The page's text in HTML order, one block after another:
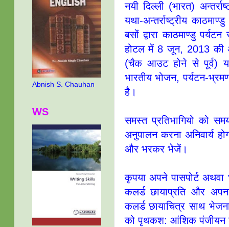
नयी दिल्ली (भारत)
यथा-अन्तर्राष्ट्रीय
बसों द्वारा काठमाण्डु
होटल में 8 जून, 2013 की
(चैक आउट होने से पूर्व)
भारतीय भोजन, पर्यटन-
है।
समस्त प्रतिभागियो को
अनुपालन करना अनिवार्य
और भरकर भेजें।
कृपया अपने पासपोर्ट अथवा
कलर्ड छायाप्रति और
कलर्ड छायाचित्र साथ
को पृथकश: आंशिक पंजीयन
Abnish S. Chauhan
WS